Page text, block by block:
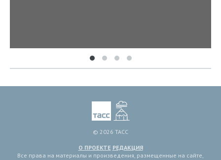
© 2026 ТАСС
О ПРОЕКТЕ РЕДАКЦИЯ
Все права на материалы и произведения, размещенные на сайте,